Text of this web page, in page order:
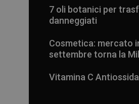
7 oli botanici per
danneggiati
Cosmetica: mercato
settembre torna la
Vitamina C